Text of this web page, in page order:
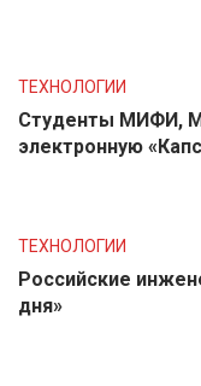
ТЕХНОЛОГИИ
Студенты МИФИ,
электронную
ТЕХНОЛОГИИ
Российские
дня»